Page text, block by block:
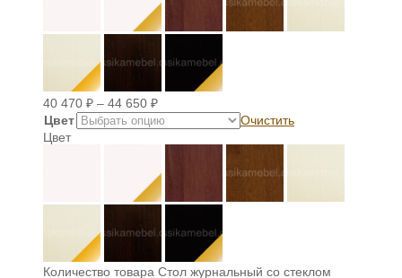
40 470 ₽ – 44 650 ₽
Цвет
Очистить
Цвет
Количество товара Стол журнальный со стеклом